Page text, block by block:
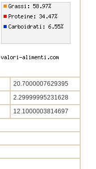
20.7000007629395
2.29999995231628
12.1000003814697